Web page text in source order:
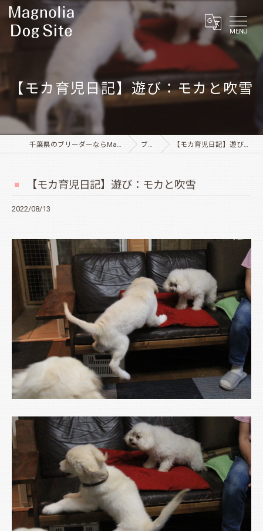
MENU
【モカ育児日記】遊び：モカと吹雪
千葉県のブリーダーならMagnolia Dog Site ブログ 【モカ育児日記】遊び：モカと吹雪
【モカ育児日記】遊び：モカと吹雪
2022/08/13